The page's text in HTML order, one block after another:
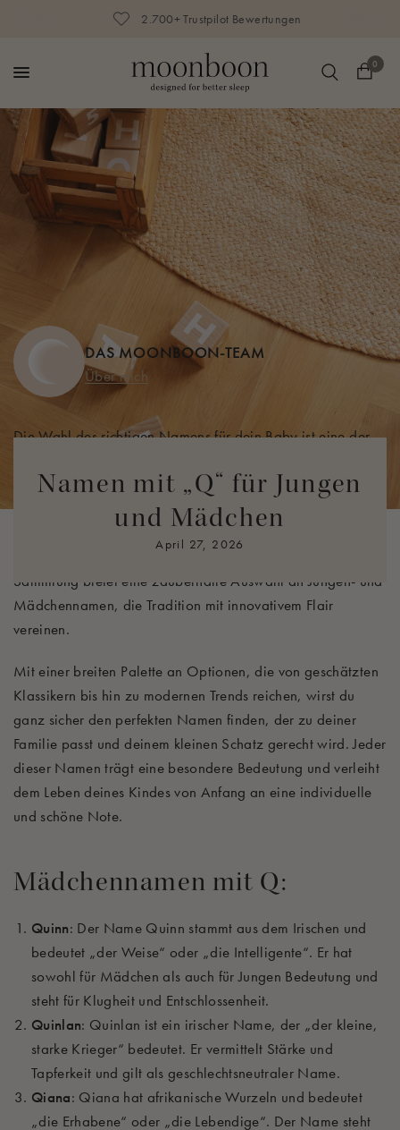
2.700+ Trustpilot Bewertungen
0
Namen mit „Q“ für Jungen
und Mädchen
April 27, 2026
DAS MOONBOON-TEAM
Über mich
Die Wahl des richtigen Namens für dein Baby ist eine der
Elternpaar. Ob du nach einem modernen Namen suchst, der
frisch und stilvoll wirkt, oder einem klassischen Namen, der
zeitlose Anziehungskraft besitzt – deine Entscheidung sollte
sowohl Charme als auch Bedeutung tragen. Diese
Sammlung bietet eine zauberhafte Auswahl an Jungen- und
Mädchennamen, die Tradition mit innovativem Flair
vereinen.
Mit einer breiten Palette an Optionen, die von geschätzten
Klassikern bis hin zu modernen Trends reichen, wirst du
ganz sicher den perfekten Namen finden, der zu deiner
Familie passt und deinem kleinen Schatz gerecht wird. Jeder
dieser Namen trägt eine besondere Bedeutung und verleiht
dem Leben deines Kindes von Anfang an eine individuelle
und schöne Note.
Mädchennamen mit Q:
Quinn: Der Name Quinn stammt aus dem Irischen und
bedeutet „der Weise“ oder „die Intelligente“. Er hat
sowohl für Mädchen als auch für Jungen Bedeutung und
steht für Klugheit und Entschlossenheit.
Quinlan: Quinlan ist ein irischer Name, der „der kleine,
starke Krieger“ bedeutet. Er vermittelt Stärke und
Tapferkeit und gilt als geschlechtsneutraler Name.
Qiana: Qiana hat afrikanische Wurzeln und bedeutet
„die Erhabene“ oder „die Lebendige“. Der Name steht